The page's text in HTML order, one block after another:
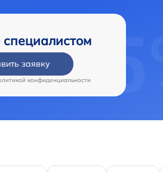
специалистом
заявку
конфиденциальности